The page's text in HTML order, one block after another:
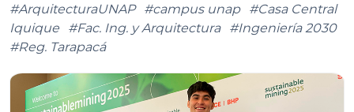
#ArquitecturaUNAP #campus unap
#Casa Central
Iquique
#Fac. Ing. y Arquitectura
#Ingeniería 2030
#Reg. Tarapacá